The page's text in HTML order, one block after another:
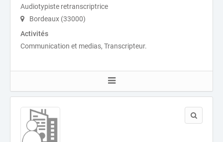
Audiotypiste retranscriptrice
Bordeaux (33000)
Activités
Communication et medias, Transcripteur.